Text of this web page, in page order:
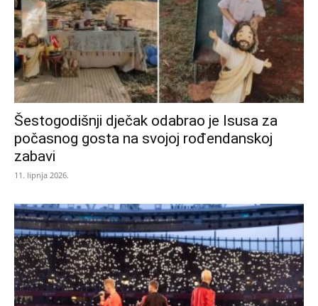
Šestogodišnji dječak odabrao je Isusa za
počasnog gosta na svojoj rođendanskoj
zabavi
11. lipnja 2026.